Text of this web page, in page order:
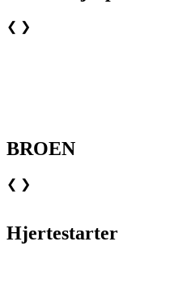
❮ ❯
BROEN
❮ ❯
Hjertestarter